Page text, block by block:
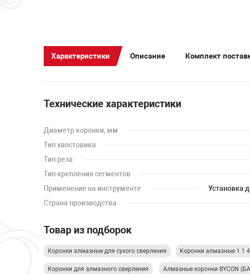
Характеристики Описание Комплект
Технические характеристики
Диаметр коронки, мм
Тип хвостовика
Тип реза
Тип крепления сегментов
Применение на инструменте
Установка
Страна производства
Товар из подборок
Коронки алмазные для сухого сверления Коронки алмазные 1 1 4
Коронки для алмазного сверления Алмазные коронки BYCON